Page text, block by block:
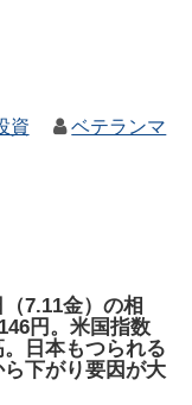
資
ベテランマ
7.11金）の相
円。米国指数
日本もつられる
下がり要因が大